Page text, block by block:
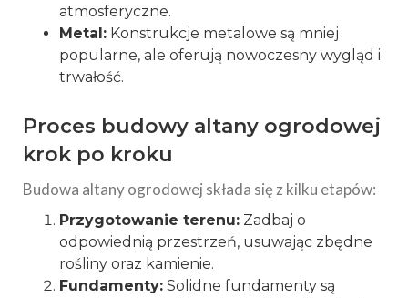
atmosferyczne.
Metal: Konstrukcje metalowe są mniej
popularne, ale oferują nowoczesny wygląd i
trwałość.
Proces budowy altany ogrodowej
krok po kroku
Budowa altany ogrodowej składa się z kilku etapów:
Przygotowanie terenu: Zadbaj o
odpowiednią przestrzeń, usuwając zbędne
rośliny oraz kamienie.
Fundamenty: Solidne fundamenty są